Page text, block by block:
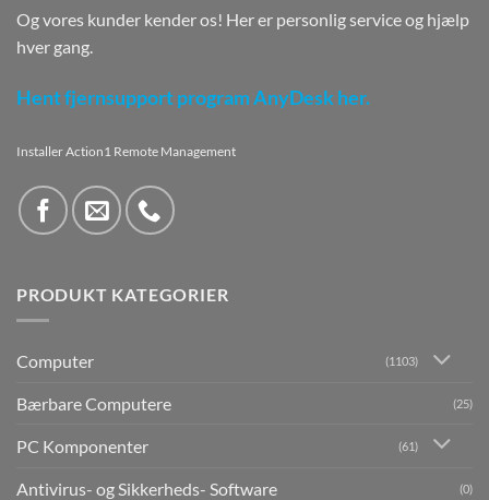
Og vores kunder kender os! Her er personlig service og hjælp
hver gang.
Hent fjernsupport program AnyDesk her.
Installer Action1 Remote Management
PRODUKT KATEGORIER
Computer (1103)
Bærbare Computere (25)
PC Komponenter (61)
Antivirus- og Sikkerheds- Software (0)